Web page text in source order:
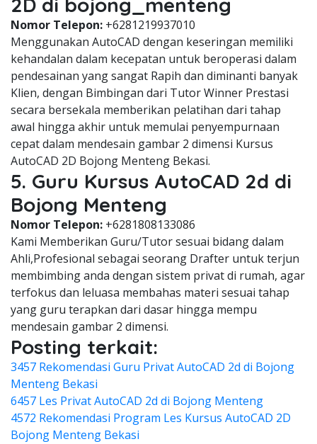
Nomor Telepon: +6281219937010
Menggunakan AutoCAD dengan keseringan memiliki
kehandalan dalam kecepatan untuk beroperasi dalam
pendesainan yang sangat Rapih dan diminanti banyak
Klien, dengan Bimbingan dari Tutor Winner Prestasi
secara bersekala memberikan pelatihan dari tahap
awal hingga akhir untuk memulai penyempurnaan
cepat dalam mendesain gambar 2 dimensi Kursus
AutoCAD 2D Bojong Menteng Bekasi.
5. Guru Kursus AutoCAD 2d di
Bojong Menteng
Nomor Telepon: +6281808133086
Kami Memberikan Guru/Tutor sesuai bidang dalam
Ahli,Profesional sebagai seorang Drafter untuk terjun
membimbing anda dengan sistem privat di rumah, agar
terfokus dan leluasa membahas materi sesuai tahap
yang guru terapkan dari dasar hingga mempu
mendesain gambar 2 dimensi.
Posting terkait:
3457 Rekomendasi Guru Privat AutoCAD 2d di Bojong
Menteng Bekasi
6457 Les Privat AutoCAD 2d di Bojong Menteng
4572 Rekomendasi Program Les Kursus AutoCAD 2D
Bojong Menteng Bekasi